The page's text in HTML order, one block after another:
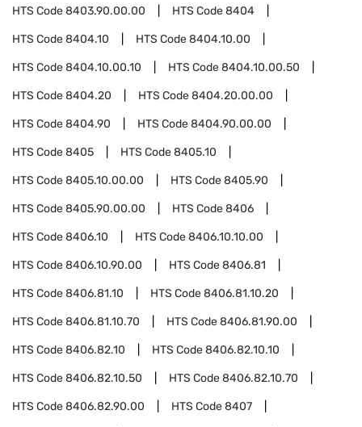
HTS Code8403.90.00.00 HTS Code8404
HTS Code8404.10 HTS Code8404.10.00
HTS Code8404.10.00.10 HTS Code8404.10.00.50
HTS Code8404.20 HTS Code8404.20.00.00
HTS Code8404.90 HTS Code8404.90.00.00
HTS Code8405 HTS Code8405.10
HTS Code8405.10.00.00 HTS Code8405.90
HTS Code8405.90.00.00 HTS Code8406
HTS Code8406.10 HTS Code8406.10.10.00
HTS Code8406.10.90.00 HTS Code8406.81
HTS Code8406.81.10 HTS Code8406.81.10.20
HTS Code8406.81.10.70 HTS Code8406.81.90.00
HTS Code8406.82.10 HTS Code8406.82.10.10
HTS Code8406.82.10.50 HTS Code8406.82.10.70
HTS Code8406.82.90.00 HTS Code8407